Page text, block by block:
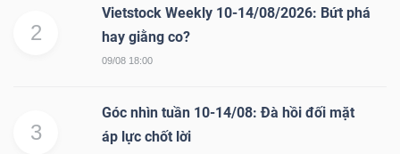
2
Vietstock Weekly 10-14/08/2026: Bứt phá
hay giằng co?
09/08 18:00
3
Góc nhìn tuần 10-14/08: Đà hồi đối mặt
áp lực chốt lời